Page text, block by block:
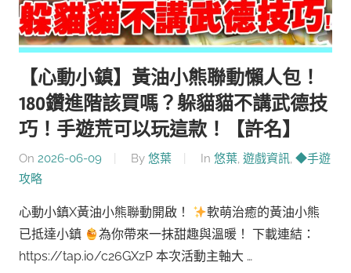
【心動小鎮】黃油小熊聯動懶人包！
180鑽進階該買嗎？躲貓貓不講武德技
巧！手遊荒可以玩這款！【許名】
On 2026-06-09 By 悠葉 In 悠葉, 遊戲資訊, ◆手遊
攻略
心動小鎮X黃油小熊聯動開啟！
軟萌治癒的黃油小熊
已抵達小鎮
為你帶來一抹甜趣與溫暖！ 下載連結：
https://tap.io/c26GXzP 本次活動主軸大 …